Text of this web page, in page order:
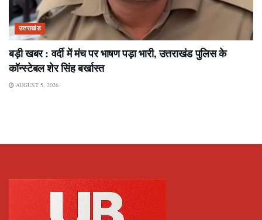
उत्तराखंड
बड़ी खबर : वर्दी में मंच पर भाषण पड़ा भारी, उत्तराखंड पुलिस के
कॉन्स्टेबल शेर सिंह बर्खास्त
AUGUST 5, 2026